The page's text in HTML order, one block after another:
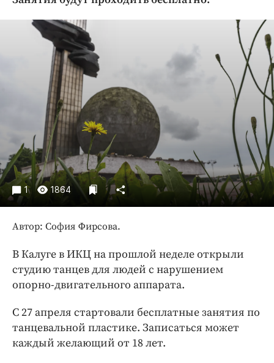
Криминал
Культура
Недвижимость и ЖКХ
Образование
Общество
Погода
Праздники
Происшествия
Спорт
Экономика и бизнес
ПРОЕКТЫ
Блоги
Медиаперсона
Интересное чтиво
Бренд года
Работодатель года
1 1864
Автор: София Фирсова.
В Калуге в ИКЦ на прошлой неделе открыли
студию танцев для людей с нарушением
опорно-двигательного аппарата.
С 27 апреля стартовали бесплатные занятия по
танцевальной пластике. Записаться может
каждый желающий от 18 лет.